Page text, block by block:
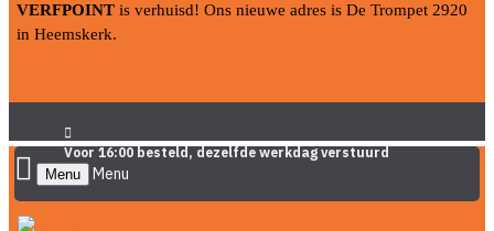
VERFPOINT is verhuisd! Ons nieuwe adres is De Trompet 2920
in Heemskerk.
Voor 16:00 besteld, dezelfde werkdag verstuurd
Menu